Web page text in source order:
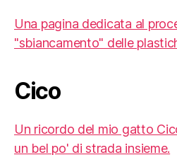
Una pagina dedicata al
"sbiancamento" delle
Cico
Un ricordo del mio gatto
un bel po' di strada insieme.